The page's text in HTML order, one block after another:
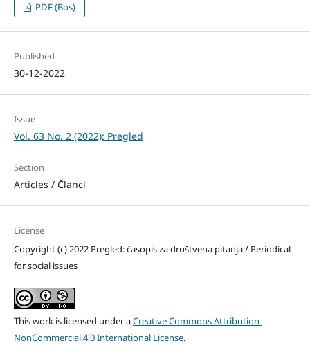
PDF (Bos)
Published
30-12-2022
Issue
Vol. 63 No. 2 (2022): Pregled
Section
Articles / Članci
License
Copyright (c) 2022 Pregled: časopis za društvena pitanja / Periodical
for social issues
This work is licensed under aCreative Commons Attribution-
NonCommercial 4.0 International License.